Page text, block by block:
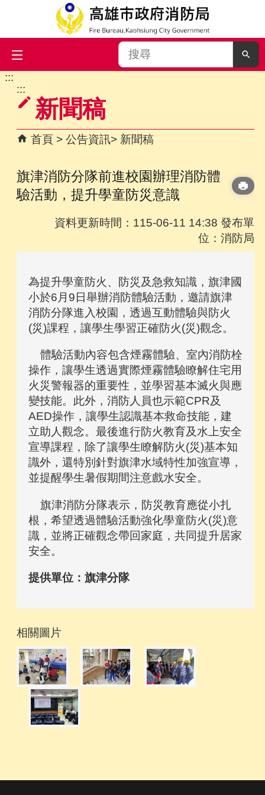
跳到主要內容區塊
搜
尋
:::
:::
新聞稿
首頁 公告資訊 新聞稿
旗津消防分隊前進校園辦理消防體
驗活動，提升學童防災意識
資料更新時間：115-06-11 14:38 發布單
位：消防局
為提升學童防火、防災及急救知識，旗津國
小於6月9日舉辦消防體驗活動，邀請旗津
消防分隊進入校園，透過互動體驗與防火
(災)課程，讓學生學習正確防火(災)觀念。
體驗活動內容包含煙霧體驗、室內消防栓
操作，讓學生透過實際煙霧體驗瞭解住宅用
火災警報器的重要性，並學習基本滅火與應
變技能。此外，消防人員也示範CPR及
AED操作，讓學生認識基本救命技能，建
立助人觀念。最後進行防火教育及水上安全
宣導課程，除了讓學生瞭解防火(災)基本知
識外，還特別針對旗津水域特性加強宣導，
並提醒學生暑假期間注意戲水安全。
旗津消防分隊表示，防災教育應從小扎
根，希望透過體驗活動強化學童防火(災)意
識，並將正確觀念帶回家庭，共同提升居家
安全。
提供單位：旗津分隊
相關圖片